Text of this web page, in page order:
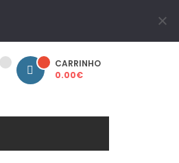
CARRINHO
0.00€